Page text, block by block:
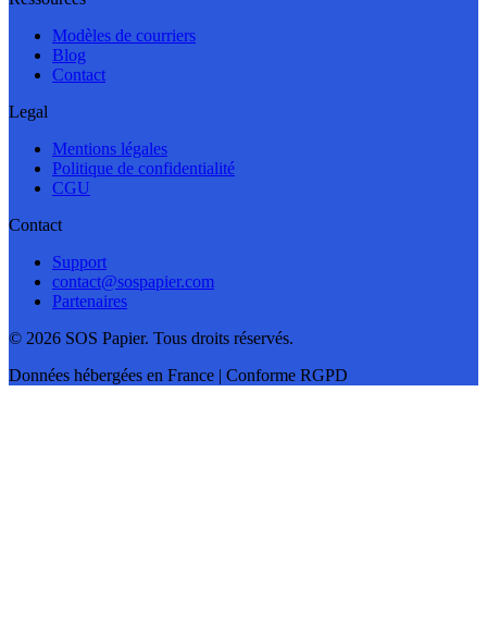
Modèles de courriers
Blog
Contact
Legal
Mentions légales
Politique de confidentialité
CGU
Contact
Support
contact@sospapier.com
Partenaires
© 2026 SOS Papier. Tous droits réservés.
Données hébergées en France | Conforme RGPD